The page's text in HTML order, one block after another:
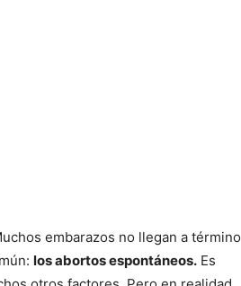
embarazos no llegan a término
los abortos espontáneos. Es